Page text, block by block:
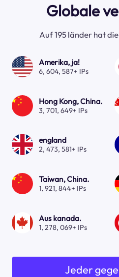
Globale
Auf 195 länder hat
Amerika, ja!
6, 604, 587+ IPs
Hong Kong, China.
3, 701, 649+ IPs
england
2, 473, 581+ IPs
Taiwan, China.
1, 921, 844+ IPs
Aus kanada.
1, 278, 069+ IPs
Jeder